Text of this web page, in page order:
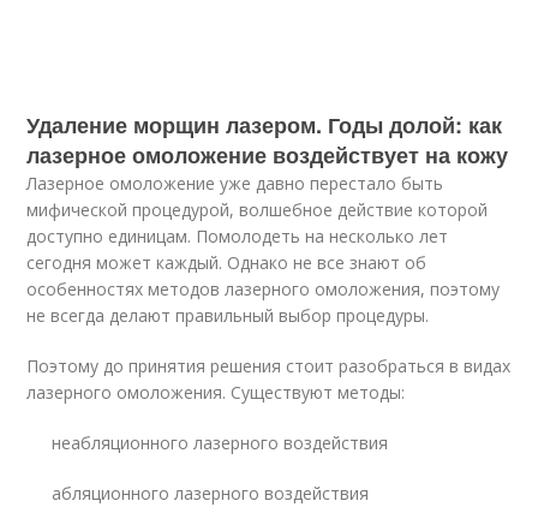
Удаление морщин лазером. Годы долой: как
лазерное омоложение воздействует на кожу
Лазерное омоложение уже давно перестало быть
мифической процедурой, волшебное действие которой
доступно единицам. Помолодеть на несколько лет
сегодня может каждый. Однако не все знают об
особенностях методов лазерного омоложения, поэтому
не всегда делают правильный выбор процедуры.
Поэтому до принятия решения стоит разобраться в видах
лазерного омоложения. Существуют методы:
неабляционного лазерного воздействия
абляционного лазерного воздействия